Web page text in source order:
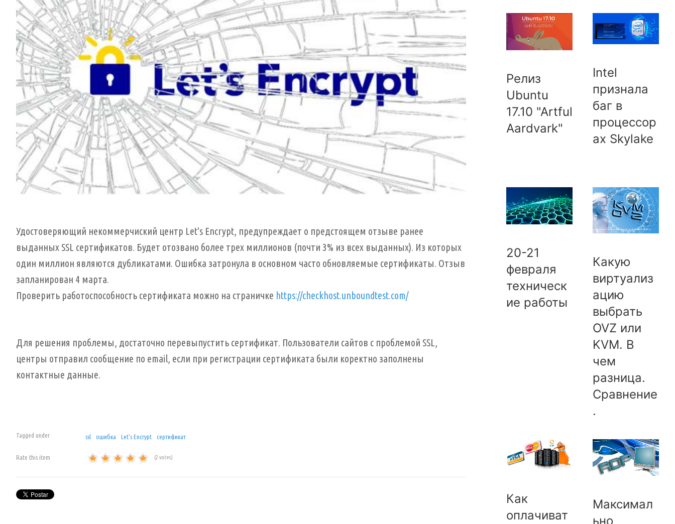
Удостоверяющий некоммерчиский центр Let's Encrypt, предупреждает о предстоящем отзыве ранее
выданных SSL сертификатов. Будет отозвано более трех миллионов (почти 3% из всех выданных). Из которых
один миллион являются дубликатами. Ошибка затронула в основном часто обновляемые сертификаты. Отзыв
запланирован 4 марта.
Проверить работоспособность сертификата можно на страничке https://checkhost.unboundtest.com/
Для решения проблемы, достаточно перевыпустить сертификат. Пользователи сайтов с проблемой SSL,
центры отправил сообщение по email, если при регистрации сертификата были коректно заполнены
контактные данные.
Tagged under ssl ошибка Let's Encrypt сертификат
Rate this item (2 votes)
Релиз
Ubuntu
17.10 "Artful
Aardvark"
Intel
признала
баг в
процессор
ах Skylake
20-21
февраля
техническ
ие работы
Какую
виртуализ
ацию
выбрать
OVZ или
KVM. В
чем
разница.
Сравнение
.
Как
оплачиват
Максимал
ьно